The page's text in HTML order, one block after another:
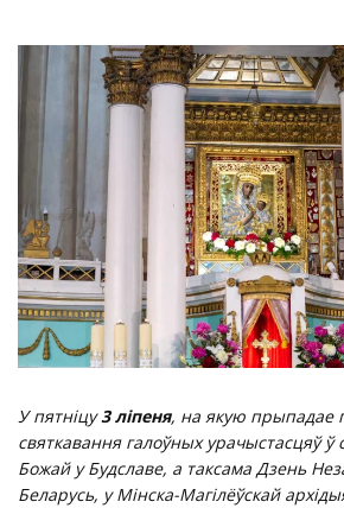
У пятніцу3 ліпеня, на якую прыпадае
святкавання галоўных урачыстасцяў ў
Божай у Будславе, а таксама Дзень
Беларусь, у Мінска-Магілёўскай